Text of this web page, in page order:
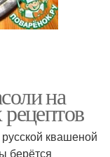
на
квашеной
берётся